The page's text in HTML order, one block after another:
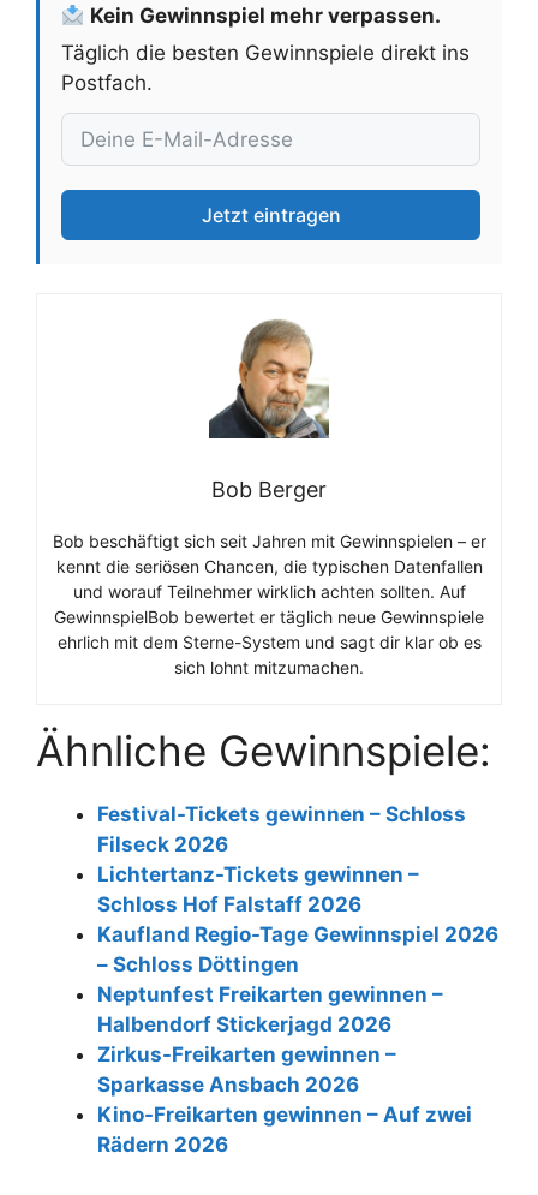
Kein Gewinnspiel mehr verpassen.
Täglich die besten Gewinnspiele direkt ins
Postfach.
Jetzt eintragen
Bob Berger
Bob beschäftigt sich seit Jahren mit Gewinnspielen – er
kennt die seriösen Chancen, die typischen Datenfallen
und worauf Teilnehmer wirklich achten sollten. Auf
GewinnspielBob bewertet er täglich neue Gewinnspiele
ehrlich mit dem Sterne-System und sagt dir klar ob es
sich lohnt mitzumachen.
Ähnliche Gewinnspiele:
Festival-Tickets gewinnen – Schloss
Filseck 2026
Lichtertanz-Tickets gewinnen –
Schloss Hof Falstaff 2026
Kaufland Regio-Tage Gewinnspiel 2026
– Schloss Döttingen
Neptunfest Freikarten gewinnen –
Halbendorf Stickerjagd 2026
Zirkus-Freikarten gewinnen –
Sparkasse Ansbach 2026
Kino-Freikarten gewinnen – Auf zwei
Rädern 2026